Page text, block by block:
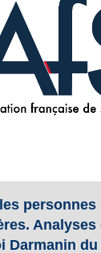
personnes
Analyses
Darmanin